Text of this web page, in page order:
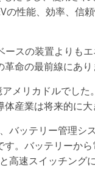
性能、効率、信
スの装置よりも
命の最前線にあり
メリカドルでし
産業は将来的に大
バッテリー管理シ
。バッテリーか
高速スイッチング